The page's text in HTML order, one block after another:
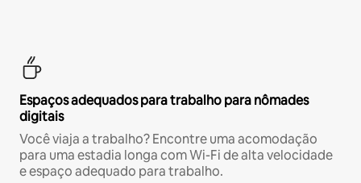
Espaços adequados para trabalho para nômades
digitais
Você viaja a trabalho? Encontre uma acomodação
para uma estadia longa com Wi-Fi de alta velocidade
e espaço adequado para trabalho.